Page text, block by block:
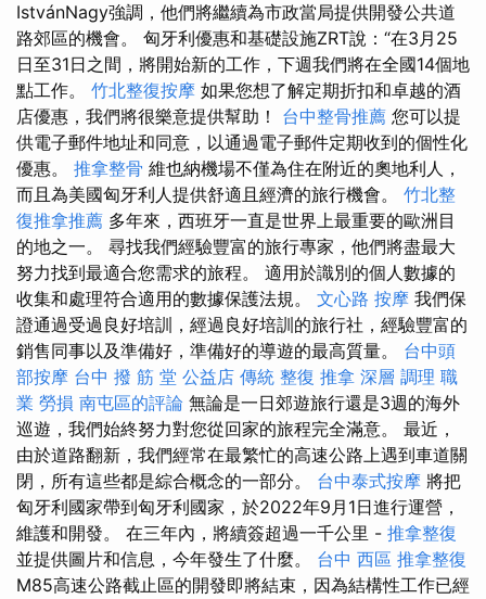
IstvánNagy強調，他們將繼續為市政當局提供開發公共道
路郊區的機會。 匈牙利優惠和基礎設施ZRT說：“在3月25
日至31日之間，將開始新的工作，下週我們將在全國14個地
點工作。 竹北整復按摩 如果您想了解定期折扣和卓越的酒
店優惠，我們將很樂意提供幫助！ 台中整骨推薦 您可以提
供電子郵件地址和同意，以通過電子郵件定期收到的個性化
優惠。 推拿整骨 維也納機場不僅為住在附近的奧地利人，
而且為美國匈牙利人提供舒適且經濟的旅行機會。 竹北整
復推拿推薦 多年來，西班牙一直是世界上最重要的歐洲目
的地之一。 尋找我們經驗豐富的旅行專家，他們將盡最大
努力找到最適合您需求的旅程。 適用於識別的個人數據的
收集和處理符合適用的數據保護法規。 文心路 按摩 我們保
證通過受過良好培訓，經過良好培訓的旅行社，經驗豐富的
銷售同事以及準備好，準備好的導遊的最高質量。 台中頭
部按摩 台中 撥 筋 堂 公益店 傳統 整復 推拿 深層 調理 職
業 勞損 南屯區的評論 無論是一日郊遊旅行還是3週的海外
巡遊，我們始終努力對您從回家的旅程完全滿意。 最近，
由於道路翻新，我們經常在最繁忙的高速公路上遇到車道關
閉，所有這些都是綜合概念的一部分。 台中泰式按摩 將把
匈牙利國家帶到匈牙利國家，於2022年9月1日進行運營，
維護和開發。 在三年內，將續簽超過一千公里 - 推拿整復
並提供圖片和信息，今年發生了什麼。 台中 西區 推拿整復
M85高速公路截止區的開發即將結束，因為結構性工作已經